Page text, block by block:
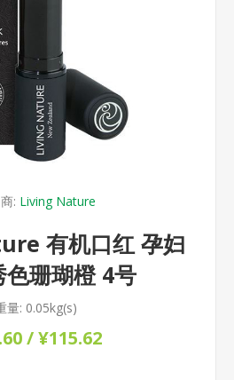
: Living Nature
有机口红 孕妇
色珊瑚橙 4号
量: 0.05kg(s)
/ ¥115.62